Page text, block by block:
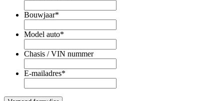
Bouwjaar*
Model auto*
Chasis / VIN nummer
E-mailadres*